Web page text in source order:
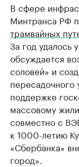
В сфере
Минтранса РФ
трамвайных
За год удалось
обсуждается
соловей» и
пересадочного
поддержке
массовому
совместно с
к 1000-летию
«Сбербанка»
город».